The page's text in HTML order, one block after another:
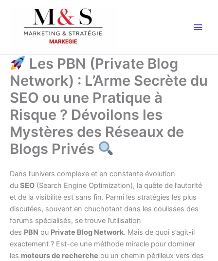
contenu
Les PBN (Private Blog
Network) : L’Arme Secrète du
SEO ou une Pratique à
Risque ? Dévoilons les
Mystères des Réseaux de
Blogs Privés
Dans l’univers complexe et en constante évolution
du SEO (Search Engine Optimization), la quête de l’autorité
et de la visibilité est sans fin. Parmi les stratégies les plus
discutées, souvent en chuchotant dans les coulisses des
forums spécialisés, se trouve l’utilisation
des PBN ou Private Blog Network. Mais de quoi s’agit-il
exactement ? Est-ce une méthode miracle pour dominer
les moteurs de recherche ou un chemin périlleux vers des